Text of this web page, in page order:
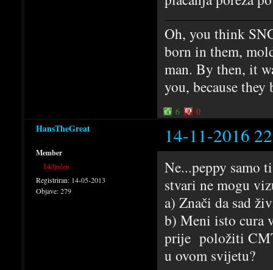
Oh, you think
born in them,
man. By then, it
you, because
6 0
HansTheGreat 14-11-2016
Member
Isključen
Registriran: 14-05-2013
Objave:279
Ne...peppy samo
stvari ne mogu
a) Znači da sad
b) Meni isto cura
prije položiti
u ovom svijetu?